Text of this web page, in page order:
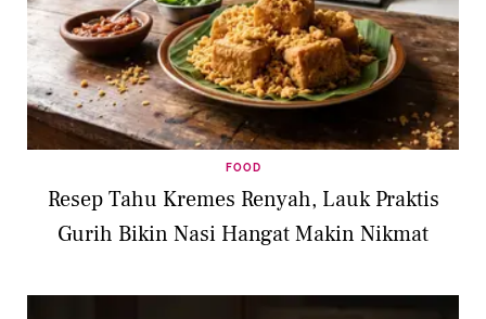
FOOD
Resep Tahu Kremes Renyah, Lauk Praktis
Gurih Bikin Nasi Hangat Makin Nikmat